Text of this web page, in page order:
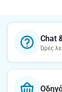
Chat
Ώρες